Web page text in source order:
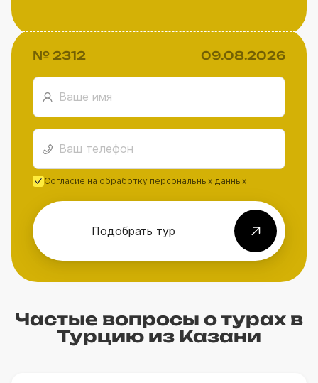
№ 2312 09.08.2026
Согласие на обработку персональных данных
Подобрать тур
Частые вопросы о турах в
Турцию из Казани